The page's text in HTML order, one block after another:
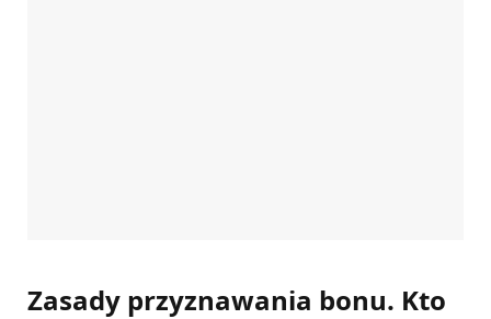
Zasady przyznawania bonu. Kto